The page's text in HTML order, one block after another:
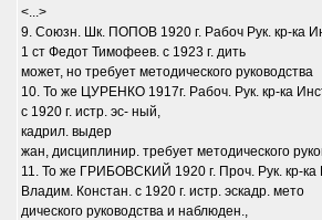
<...>
9. Союзн. Шк. ПОПОВ 1920 г. Рабоч Рук. кр-ка
1 ст Федот Тимофеев. с 1923 г. дить
может, но требует методического руководства
10. То же ЦУРЕНКО 1917г. Рабоч. Рук. кр-ка
с 1920 г. истр. эс- ный,
кадрил. выдер
жан, дисциплинир. требует методического
11. То же ГРИБОВСКИЙ 1920 г. Проч. Рук. кр-ка
Владим. Констан. с 1920 г. истр. эскадр. мето
дического руководства и наблюден.,